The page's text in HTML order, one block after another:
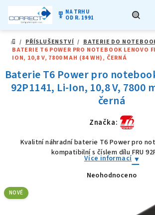
obsah
military_tech NA TRHU
OD R. 1991
DOMŮ
/ PŘÍSLUŠENSTVÍ / BATERIE DO
BATERIE T6 POWER PRO NOTEBOOK LENOVO
ION, 10,8 V, 7800 MAH (84 WH), ČERNÁ
Baterie T6 Power pro
92P1141, Li-Ion, 10,8 V, 7800
černá
Značka:
Kvalitní náhradní baterie T6 Power pro
kompatibilní s číslem dílu FRU
Více informací
Průměrné
Neohodnoceno
NOVÉ